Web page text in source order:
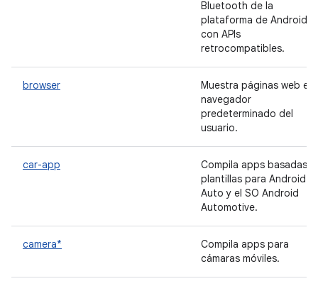
Bluetooth de la
plataforma de Android
con APIs
retrocompatibles.
browser
Muestra páginas web en
navegador
predeterminado del
usuario.
car-app
Compila apps basadas
plantillas para Android
Auto y el SO Android
Automotive.
camera*
Compila apps para
cámaras móviles.